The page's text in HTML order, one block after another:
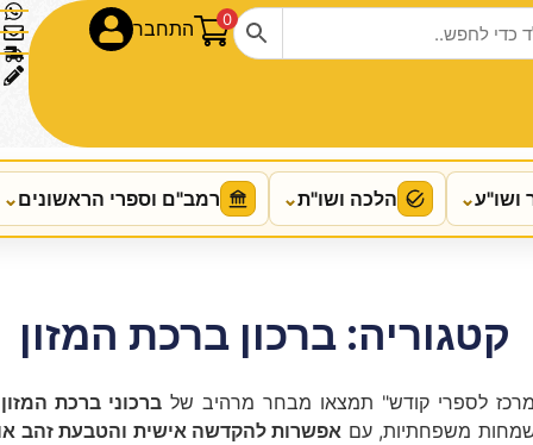
0 התחבר
ושו"ע⌄ הלכה ושו"ת⌄ רמב"ם וספרי הראשונים⌄
קטגוריה: ברכון ברכת המזון
לספרי קודש" תמצאו מבחר מרהיב שלברכוני ברכת
משפחתיות, עם אפשרות להקדשה אישית והטבעת זהב